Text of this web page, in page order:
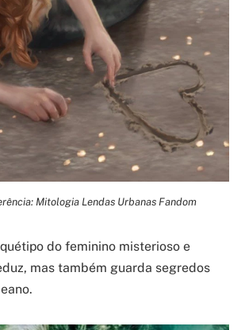
Mitologia Lendas Urbanas Fandom
do feminino misterioso e
mas também guarda segredos